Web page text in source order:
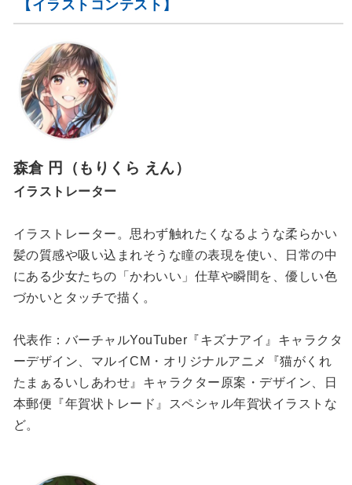
【イラストコンテスト】
森倉 円（もりくら えん）
イラストレーター
イラストレーター。思わず触れたくなるような柔らかい
髪の質感や吸い込まれそうな瞳の表現を使い、日常の中
にある少女たちの「かわいい」仕草や瞬間を、優しい色
づかいとタッチで描く。
代表作：バーチャルYouTuber『キズナアイ』キャラクタ
ーデザイン、マルイCM・オリジナルアニメ『猫がくれ
たまぁるいしあわせ』キャラクター原案・デザイン、日
本郵便『年賀状トレード』スペシャル年賀状イラストな
ど。